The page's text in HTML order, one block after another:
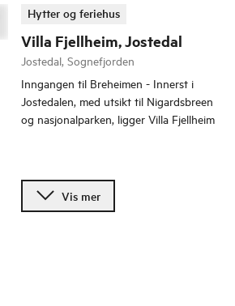
Villa Fjellheim, Jostedal
Hytter og feriehus
Jostedal, Sognefjorden
Inngangen til Breheimen - Innerst i
Jostedalen, med utsikt til Nigardsbreen
og nasjonalparken, ligger Villa Fjellheim
Vis mer